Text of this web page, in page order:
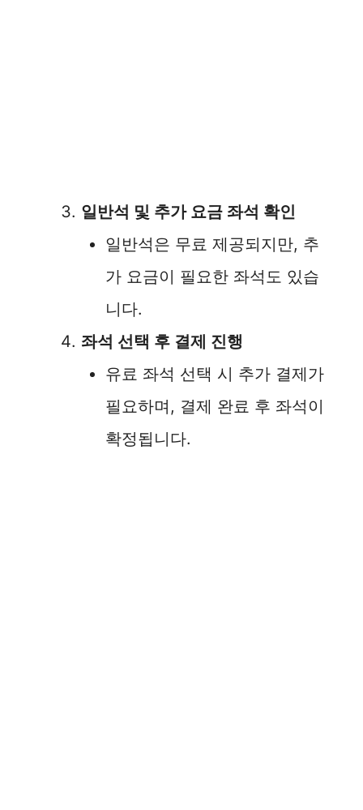
일반석 및 추가 요금 좌석 확인
일반석은 무료 제공되지만, 추
가 요금이 필요한 좌석도 있습
니다.
좌석 선택 후 결제 진행
유료 좌석 선택 시 추가 결제가
필요하며, 결제 완료 후 좌석이
확정됩니다.